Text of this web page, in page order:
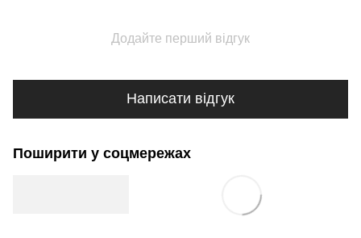
Додайте перший відгук
Написати відгук
Поширити у соцмережах